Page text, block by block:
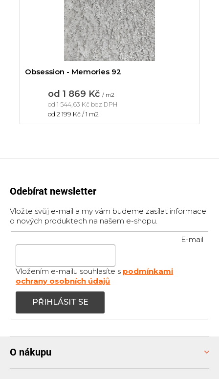
Obsession - Memories 92
od 1 869 Kč / m2
od 1 544,63 Kč bez DPH
Měrná
od 2 199 Kč / 1 m2
Odebírat newsletter
Vložte svůj e-mail a my vám budeme zasílat informace
o nových produktech na našem e-shopu.
E-mail
Vložením e-mailu souhlasíte s podmínkami
ochrany osobních údajů
PŘIHLÁSIT SE
O nákupu